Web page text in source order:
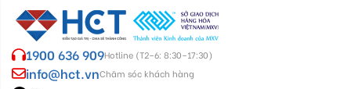
1900 636 909Hotline (T2–6: 8:30–17:30)
info@hct.vnChăm sóc khách hàng